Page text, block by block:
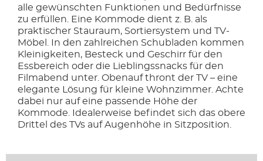
alle gewünschten Funktionen und Bedürfnisse
zu erfüllen. Eine Kommode dient z. B. als
praktischer Stauraum, Sortiersystem und TV-
Möbel. In den zahlreichen Schubladen kommen
Kleinigkeiten, Besteck und Geschirr für den
Essbereich oder die Lieblingssnacks für den
Filmabend unter. Obenauf thront der TV – eine
elegante Lösung für kleine Wohnzimmer. Achte
dabei nur auf eine passende Höhe der
Kommode. Idealerweise befindet sich das obere
Drittel des TVs auf Augenhöhe in Sitzposition.